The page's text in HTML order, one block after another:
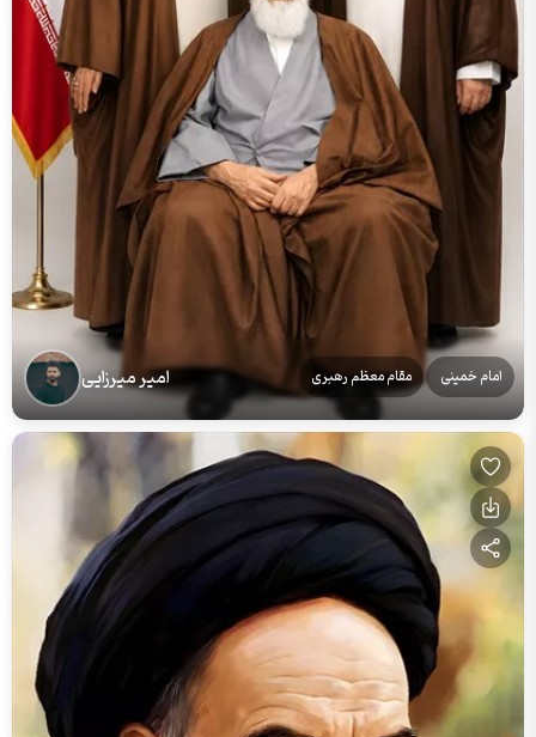
امام خمینی مقام معظم رهبری امیر میرزایی